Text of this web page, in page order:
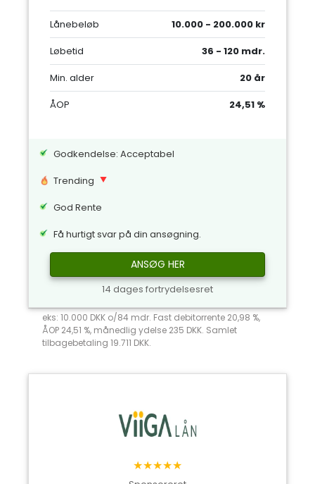
Lånebeløb
10.000 - 200.000 kr
Løbetid
36 - 120 mdr.
Min. alder
20 år
ÅOP
24,51 %
Godkendelse: Acceptabel
Trending
God Rente
Få hurtigt svar på din ansøgning.
ANSØG HER
14 dages fortrydelsesret
eks: 10.000 DKK o/84 mdr. Fast debitorrente 20,98 %,
ÅOP 24,51 %, månedlig ydelse 235 DKK. Samlet
tilbagebetaling 19.711 DKK.
★★★★★